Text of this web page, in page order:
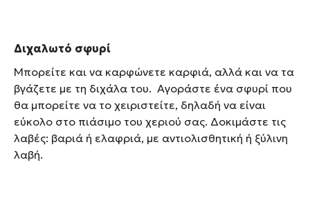
Διχαλωτό σφυρί
Μπορείτε και να καρφώνετε καρφιά, αλλά και να τα
βγάζετε με τη διχάλα του. Αγοράστε ένα σφυρί που
θα μπορείτε να το χειριστείτε, δηλαδή να είναι
εύκολο στο πιάσιμο του χεριού σας. Δοκιμάστε τις
λαβές: βαριά ή ελαφριά, με αντιολισθητική ή ξύλινη
λαβή.